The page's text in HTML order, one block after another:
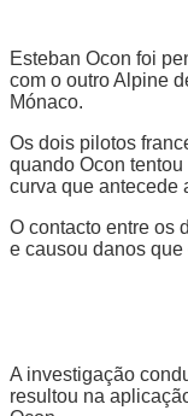
Esteban Ocon foi
com o outro Alpine
Mónaco.
Os dois pilotos
quando Ocon
curva que antecede
O contacto entre os
e causou danos
A investigação
resultou na